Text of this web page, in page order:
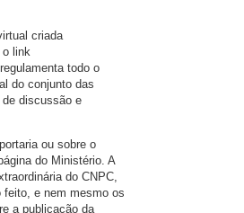
criada
o link
todo o
do conjunto das
discussão e
ou sobre o
do Ministério. A
do CNPC,
feito, e nem mesmo os
a publicação da